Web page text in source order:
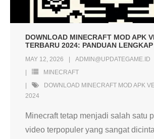
DOWNLOAD MINECRAFT MOD APK
TERBARU 2024: PANDUAN
MAY 12, 2026
ADMIN@UPDATEGAME.ID
MINECRAFT
DOWNLOAD MINECRAFT MOD APK
2024
Minecraft tetap menjadi salah satu
video terpopuler yang sangat